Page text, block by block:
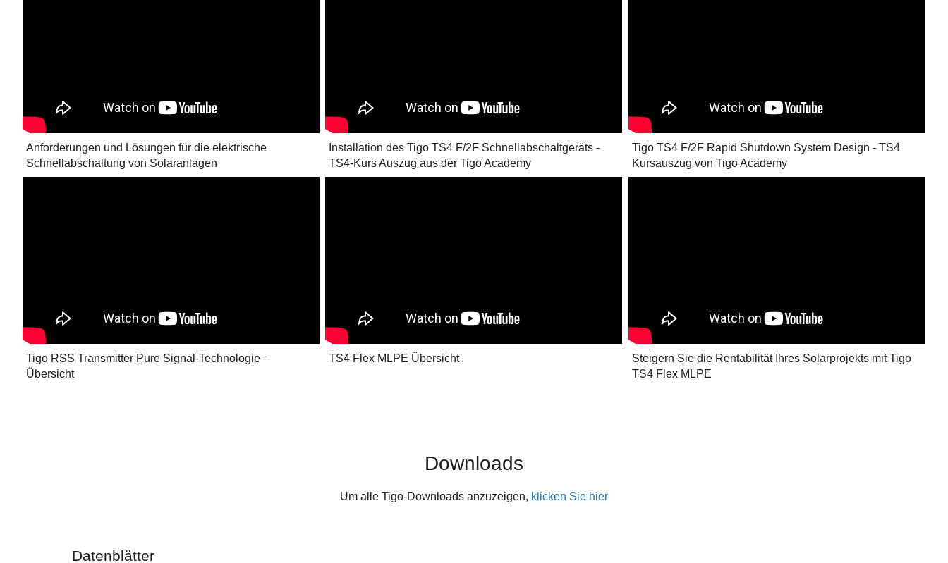
Anforderungen und Lösungen für die elektrische
Schnellabschaltung von Solaranlagen
Installation des Tigo TS4 F/2F Schnellabschaltgeräts -
TS4-Kurs Auszug aus der Tigo Academy
Tigo TS4 F/2F Rapid Shutdown System Design - TS4
Kursauszug von Tigo Academy
Tigo RSS Transmitter Pure Signal-Technologie –
Übersicht
TS4 Flex MLPE Übersicht
Steigern Sie die Rentabilität Ihres Solarprojekts mit Tigo
TS4 Flex MLPE
Downloads
Um alle Tigo-Downloads anzuzeigen, klicken Sie hier
Datenblätter